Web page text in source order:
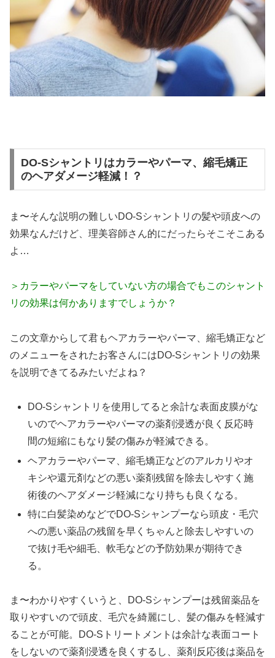
DO-Sシャントリはカラーやパーマ、縮毛矯正
のヘアダメージ軽減！？
ま〜そんな説明の難しいDO-Sシャントリの髪や頭皮への
効果なんだけど、理美容師さん的にだったらそこそこある
よ…
＞カラーやパーマをしていない方の場合でもこのシャント
リの効果は何かありますでしょうか？
この文章からして君もヘアカラーやパーマ、縮毛矯正など
のメニューをされたお客さんにはDO-Sシャントリの効果
を説明できてるみたいだよね？
DO-Sシャントリを使用してると余計な表面皮膜がな
いのでヘアカラーやパーマの薬剤浸透が良く反応時
間の短縮にもなり髪の傷みが軽減できる。
ヘアカラーやパーマ、縮毛矯正などのアルカリやオ
キシや還元剤などの悪い薬剤残留を除去しやすく施
術後のヘアダメージ軽減になり持ちも良くなる。
特に白髪染めなどでDO-Sシャンプーなら頭皮・毛穴
への悪い薬品の残留を早くちゃんと除去しやすいの
で抜け毛や細毛、軟毛などの予防効果が期待でき
る。
ま〜わかりやすくいうと、DO-Sシャンプーは残留薬品を
取りやすいので頭皮、毛穴を綺麗にし、髪の傷みを軽減す
ることが可能。DO-Sトリートメントは余計な表面コート
をしないので薬剤浸透を良くするし、薬剤反応後は薬品を